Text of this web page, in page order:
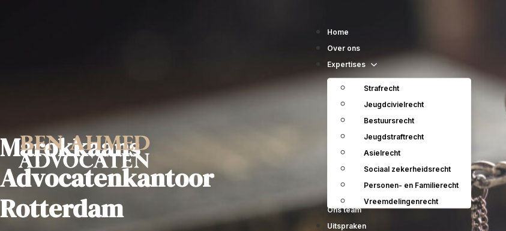
Home
Over ons
Expertises
Strafrecht
Jeugdcivielrecht
Bestuursrecht
Jeugdstraftrecht
Asielrecht
Sociaal zekerheidsrecht
Personen- en Familierecht
Vreemdelingenrecht
Ons team
Uitspraken
Marokkaans
Advocatenkantoor
Rotterdam